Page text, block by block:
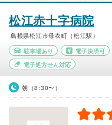
松江赤十字病院
島根県松江市母衣町（松江駅）
駐車場あり 電子決済可
電子処方せん対応
朝（8:30〜）